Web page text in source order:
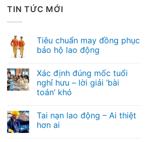
TIN TỨC MỚI
Tiêu chuẩn may đồng phục
bảo hộ lao động
Xác định đúng mốc tuổi
nghỉ hưu – lời giải ‘bài
toán’ khó
Tai nạn lao động – Ai thiệt
hơn ai